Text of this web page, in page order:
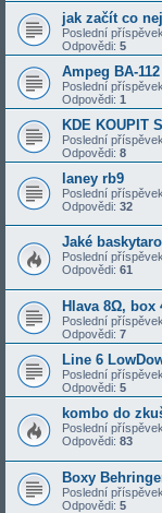
jak začít co
Poslední
Odpovědi: 5
Ampeg BA-
Poslední
Odpovědi: 1
KDE KOUPIT
Poslední
Odpovědi: 8
laney rb9
Poslední
Odpovědi: 32
Jaké
Poslední
Odpovědi: 61
Hlava 8Ω, box
Poslední
Odpovědi: 7
Line 6
Poslední
Odpovědi: 5
kombo do
Poslední
Odpovědi: 83
Boxy
Poslední
Odpovědi: 5